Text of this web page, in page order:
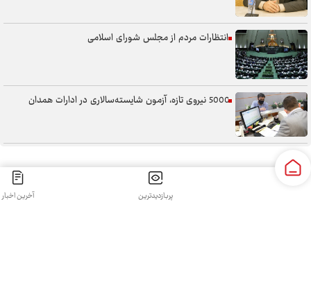
انتظارات مردم از مجلس شورای اسلامی
5000 نیروی تازه، آزمون شایسته‌سالاری در ادارات همدان
پربازدیدترین آخرین اخبار